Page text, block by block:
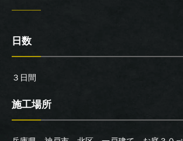
日数
３日間
施工場所